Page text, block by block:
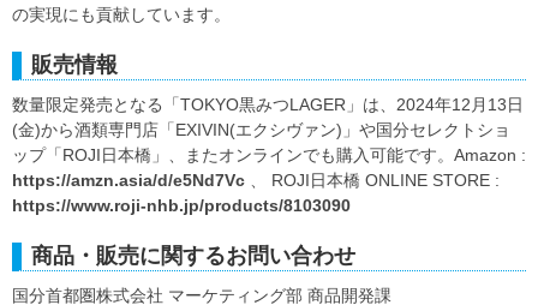
の実現にも貢献しています。
販売情報
数量限定発売となる「TOKYO黒みつLAGER」は、2024年12月13日
(金)から酒類専門店「EXIVIN(エクシヴァン)」や国分セレクトショ
ップ「ROJI日本橋」、またオンラインでも購入可能です。Amazon :
https://amzn.asia/d/e5Nd7Vc 、 ROJI日本橋 ONLINE STORE :
https://www.roji-nhb.jp/products/8103090
商品・販売に関するお問い合わせ
国分首都圏株式会社 マーケティング部 商品開発課